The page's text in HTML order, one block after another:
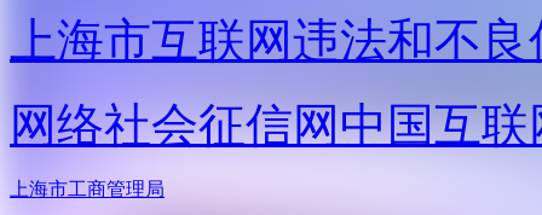
上海市互联网违法和不
网络社会征信网中国互
上海市工商管理局